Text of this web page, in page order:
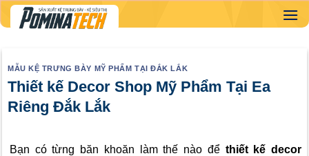
Skip
to
MẪU KỆ TRƯNG BÀY MỸ PHẨM TẠI ĐẮK LẮK
Thiết kế Decor Shop Mỹ Phẩm Tại Ea
Riêng Đắk Lắk
Bạn có từng băn khoăn làm thế nào đểthiết kế decor